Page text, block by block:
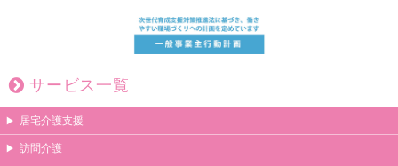
サービス一覧
居宅介護支援
訪問介護